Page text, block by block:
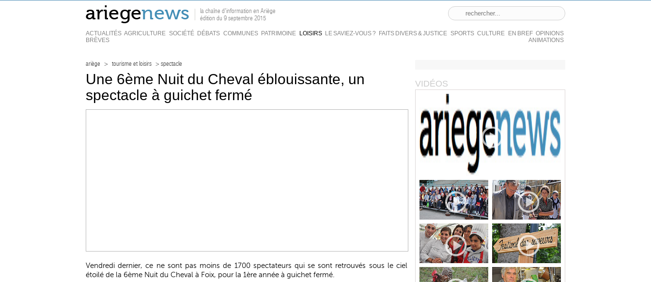
la chaîne d'information en Ariège
édition du 9 septembre 2015
ACTUALITÉS AGRICULTURE SOCIÉTÉ DÉBATS COMMUNES PATRIMOINE LOISIRS LE SAVIEZ-VOUS ? FAITS DIVERS & JUSTICE SPORTS CULTURE EN BREF OPINIONS
BRÈVES
ANIMATIONS
ariège > tourisme et loisirs > spectacle
Une 6ème Nuit du Cheval éblouissante, un
spectacle à guichet fermé
Vendredi dernier, ce ne sont pas moins de 1700 spectateurs qui se sont retrouvés sous le ciel
étoilé de la 6ème Nuit du Cheval à Foix, pour la 1ère année à guichet fermé.
VIDÉOS